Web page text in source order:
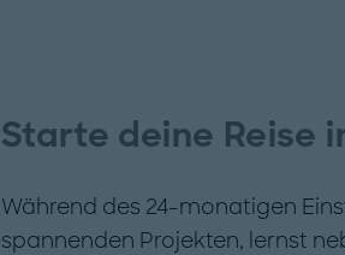
Starte deine Reise
Während des 24-monatigen
spannenden Projekten, lernst